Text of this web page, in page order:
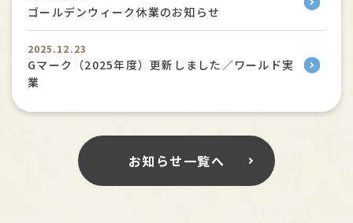
ゴールデンウィーク休業のお知らせ
2025.12.23
Gマーク（2025年度）更新しました／ワールド実
業
お知らせ一覧へ